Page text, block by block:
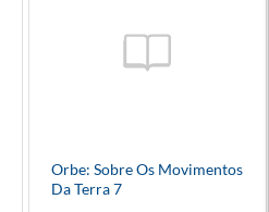
Orbe: Sobre Os Movimentos
Da Terra 7